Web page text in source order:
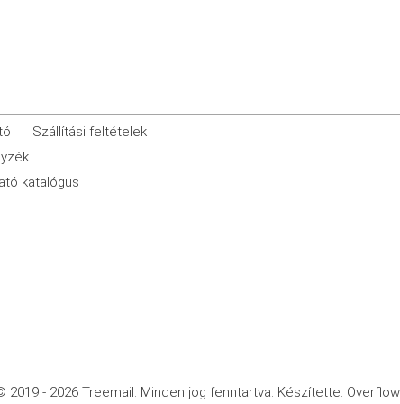
Szállítási feltételek
katalógus
2019 - 2026 Treemail. Minden jog fenntartva. Készítette: